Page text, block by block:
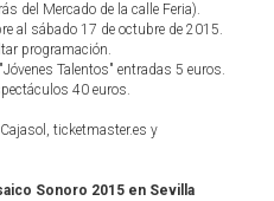
del Mercado de la calle Feria).
al sábado 17 de octubre de 2015.
programación.
Talentos" entradas 5 euros.
40 euros.
ticketmaster.es y
Sonoro 2015 en Sevilla